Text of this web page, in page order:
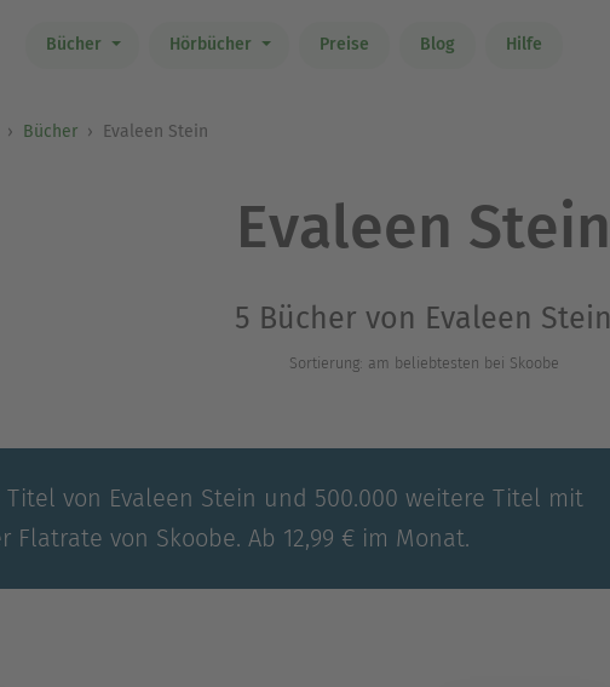
Bücher Hörbücher Preise Blog Hilfe
Bücher Evaleen Stein
Evaleen Stein
5 Bücher von Evaleen Stein
Sortierung: am beliebtesten bei Skoobe
Titel von Evaleen Stein und 500.000 weitere Titel mit
Flatrate von Skoobe. Ab 12,99 € im Monat.